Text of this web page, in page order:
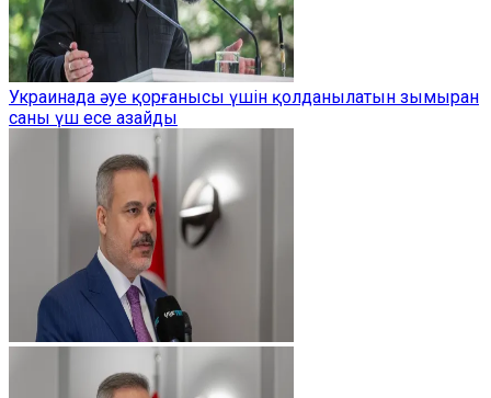
Украинада әуе қорғанысы үшін қолданылатын зымыран
саны үш есе азайды